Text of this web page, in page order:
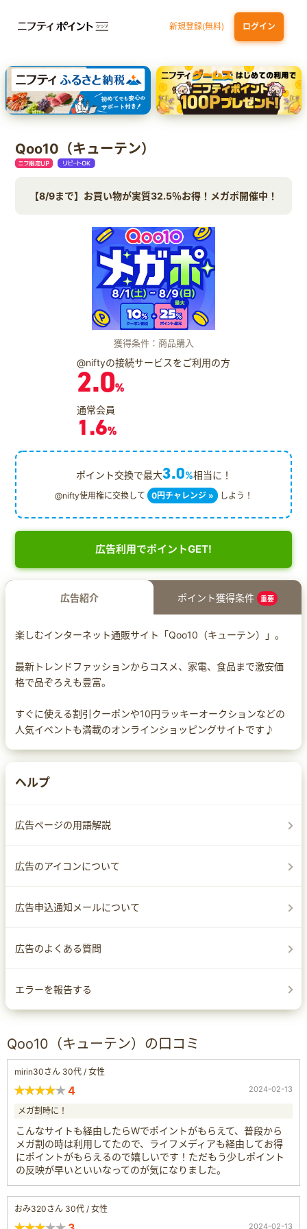
新規登録(無料) ログイン
三井住友カード ゴールド（NL）（家族カード発行） dカード GOLD
【実質初月無料】DMM | Disney+(ディズニープラス) セットプラン
SBI証券 確定拠出年金（iDeCo）
Qoo10（キューテン）
【8/9まで】お買い物が実質32.5％お得！メガポ開催中！
獲得条件：商品購入
@niftyの接続サービスをご利用の方
2.0%
通常会員
1.6%
ポイント交換で最大3.0%相当に！
@nifty使用権に交換して 0円チャレンジ » しよう！
広告利用でポイントGET!
広告紹介 ポイント獲得条件 重要
楽しむインターネット通販サイト「Qoo10（キューテン）」。
最新トレンドファッションからコスメ、家電、食品まで激安価
格で品ぞろえも豊富。
すぐに使える割引クーポンや10円ラッキーオークションなどの
人気イベントも満載のオンラインショッピングサイトです♪
ヘルプ
広告ページの用語解説
広告のアイコンについて
広告申込通知メールについて
広告のよくある質問
エラーを報告する
Qoo10（キューテン）の口コミ
mirin30さん 30代 / 女性
4 2024-02-13
メガ割時に！
こんなサイトも経由したらWでポイントがもらえて、普段から
メガ割の時は利用してたので、ライフメディアも経由してお得
にポイントがもらえるので嬉しいです！ただもう少しポイント
の反映が早いといいなってのが気になりました。
おみ320さん 30代 / 女性
2024-02-13